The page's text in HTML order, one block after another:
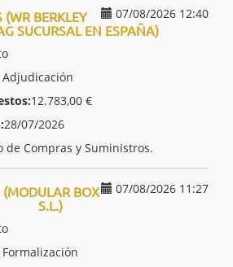
07/08/2026 12:40
BERKLEY
SUCURSAL EN ESPAÑA)
12.783,00 €
28/07/2026
de Compras y Suministros.
07/08/2026 11:27
BOX
S.L.)